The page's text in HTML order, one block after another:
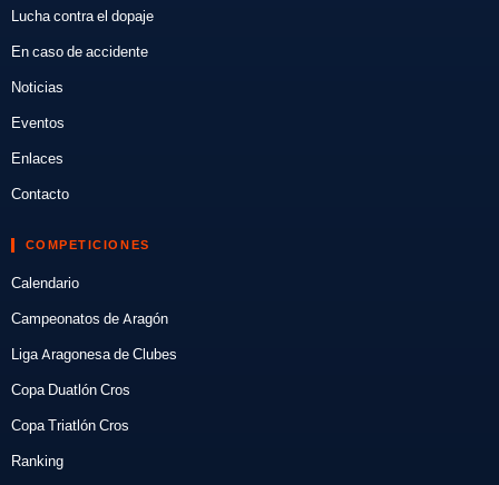
Lucha contra el dopaje
En caso de accidente
Noticias
Eventos
Enlaces
Contacto
COMPETICIONES
Calendario
Campeonatos de Aragón
Liga Aragonesa de Clubes
Copa Duatlón Cros
Copa Triatlón Cros
Ranking